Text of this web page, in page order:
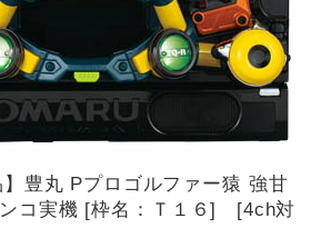
】豊丸 Pプロゴルファー猿 強甘
コ実機 [枠名：Ｔ１６] [4ch対